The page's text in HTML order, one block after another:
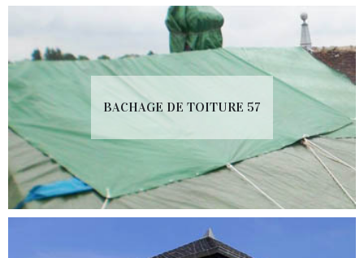
BACHAGE DE TOITURE 57